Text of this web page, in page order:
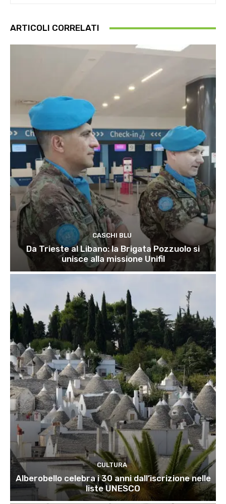
ARTICOLI CORRELATI
CASCHI BLU
Da Trieste al Libano: la Brigata Pozzuolo si
unisce alla missione Unifil
CULTURA
Alberobello celebra i 30 anni dall’iscrizione nelle
liste UNESCO